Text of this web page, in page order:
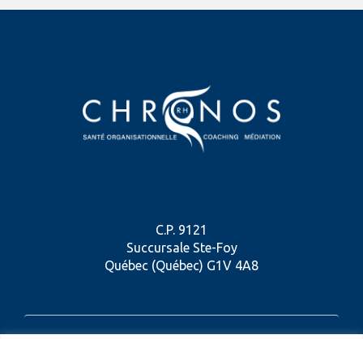
C.P. 9121
Succursale Ste-Foy
Québec (Québec) G1V 4A8